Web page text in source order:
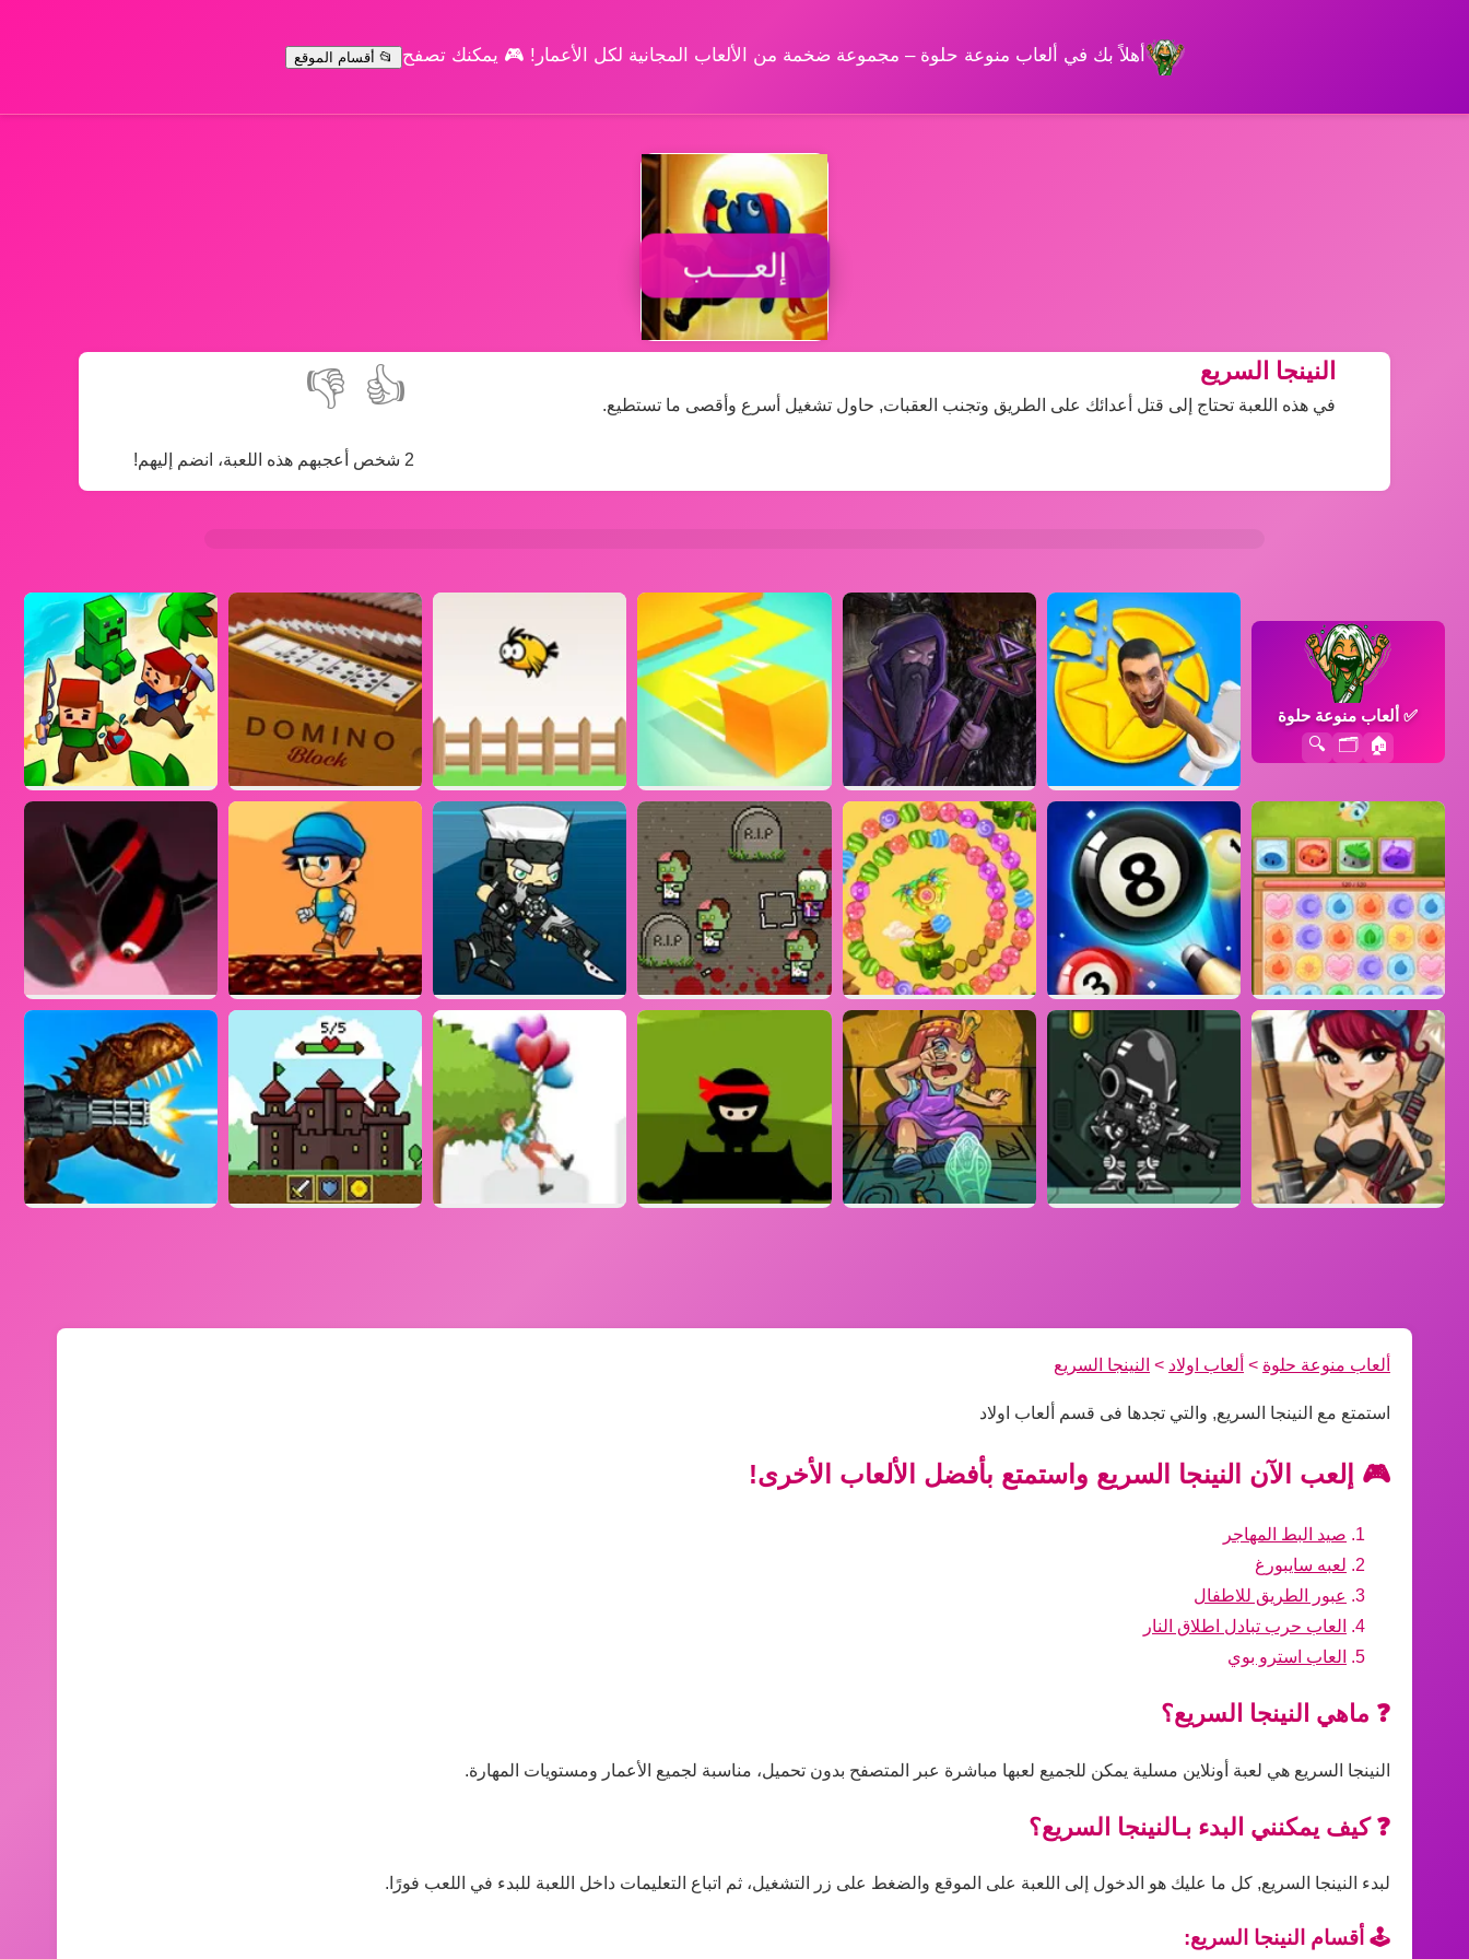
أهلاً بك في ألعاب منوعة حلوة – مجموعة ضخمة من الألعاب المجانية لكل الأعمار! 🎮 يمكنك تصفح 📂 أقسام الموقع
إلعــــب
👍
👎
2 شخص أعجبهم هذه اللعبة، انضم إليهم!
النينجا السريع
في هذه اللعبة تحتاج إلى قتل أعدائك على الطريق وتجنب العقبات, حاول تشغيل أسرع وأقصى ما تستطيع.
✅ألعاب منوعة حلوة
🏠
🗂️
🔍
ألعاب منوعة حلوة > ألعاب اولاد > النينجا السريع
استمتع مع النينجا السريع, والتي تجدها فى قسم ألعاب اولاد
🎮 إلعب الآن النينجا السريع واستمتع بأفضل الألعاب الأخرى!
صيد البط المهاجر
لعبه سايبورغ
عبور الطريق للاطفال
العاب حرب تبادل اطلاق النار
العاب استرو بوي
❓ ماهي النينجا السريع؟
النينجا السريع هي لعبة أونلاين مسلية يمكن للجميع لعبها مباشرة عبر المتصفح بدون تحميل، مناسبة لجميع الأعمار ومستويات المهارة.
❓ كيف يمكنني البدء بـالنينجا السريع؟
لبدء النينجا السريع, كل ما عليك هو الدخول إلى اللعبة على الموقع والضغط على زر التشغيل، ثم اتباع التعليمات داخل اللعبة للبدء في اللعب فورًا.
🕹️ أقسام النينجا السريع: